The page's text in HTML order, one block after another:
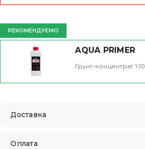
РЕКОМЕНДУЄМО
AQUA PRIMER
Ґрунт-концентрат 1:10
Доставка
Оплата